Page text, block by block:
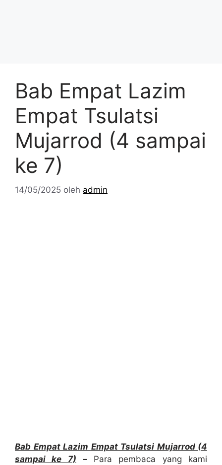
Bab Empat Lazim
Empat Tsulatsi
Mujarrod (4 sampai
ke 7)
14/05/2025 oleh admin
Bab Empat Lazim Empat Tsulatsi Mujarrod (4
sampai ke 7)
– Para pembaca yang kami